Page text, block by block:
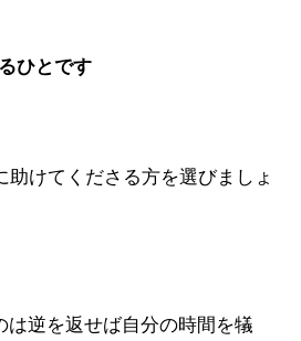
ひとです
助けてくださる方を選びましょ
は逆を返せば自分の時間を犠